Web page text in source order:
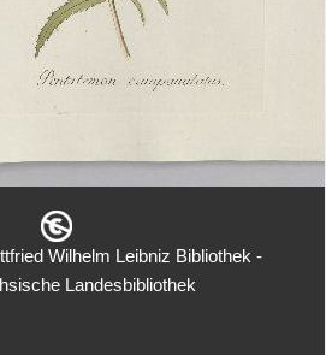
Wilhelm Leibniz Bibliothek -
Landesbibliothek